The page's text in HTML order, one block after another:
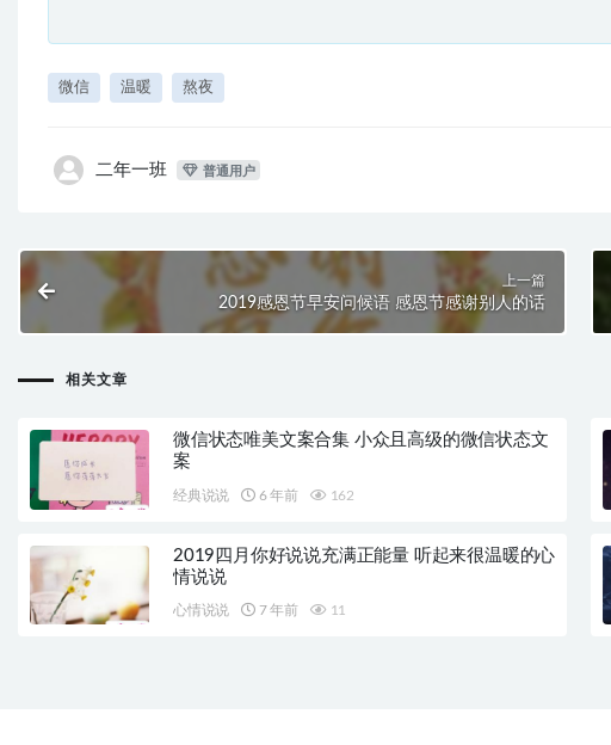
微信 温暖 熬夜
二年一班 普通用户
上一篇
2019感恩节早安问候语 感恩节感谢别人的话
相关文章
微信状态唯美文案合集 小众且高级的微信状态文
案
经典说说 6 年前 162
2019四月你好说说充满正能量 听起来很温暖的心
情说说
心情说说 7 年前 11